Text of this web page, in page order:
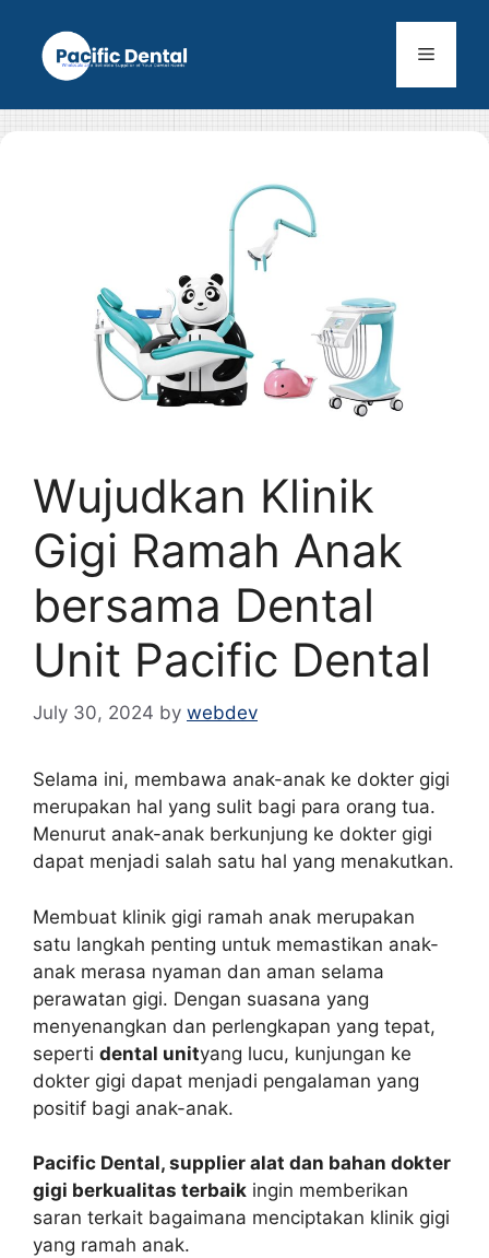
Wujudkan Klinik
Gigi Ramah Anak
bersama Dental
Unit Pacific Dental
July 30, 2024 by webdev
Selama ini, membawa anak-anak ke dokter gigi
merupakan hal yang sulit bagi para orang tua.
Menurut anak-anak berkunjung ke dokter gigi
dapat menjadi salah satu hal yang menakutkan.
Membuat klinik gigi ramah anak merupakan
satu langkah penting untuk memastikan anak-
anak merasa nyaman dan aman selama
perawatan gigi. Dengan suasana yang
menyenangkan dan perlengkapan yang tepat,
seperti dental unityang lucu, kunjungan ke
dokter gigi dapat menjadi pengalaman yang
positif bagi anak-anak.
Pacific Dental, supplier alat dan bahan dokter
gigi berkualitas terbaik ingin memberikan
saran terkait bagaimana menciptakan klinik gigi
yang ramah anak.